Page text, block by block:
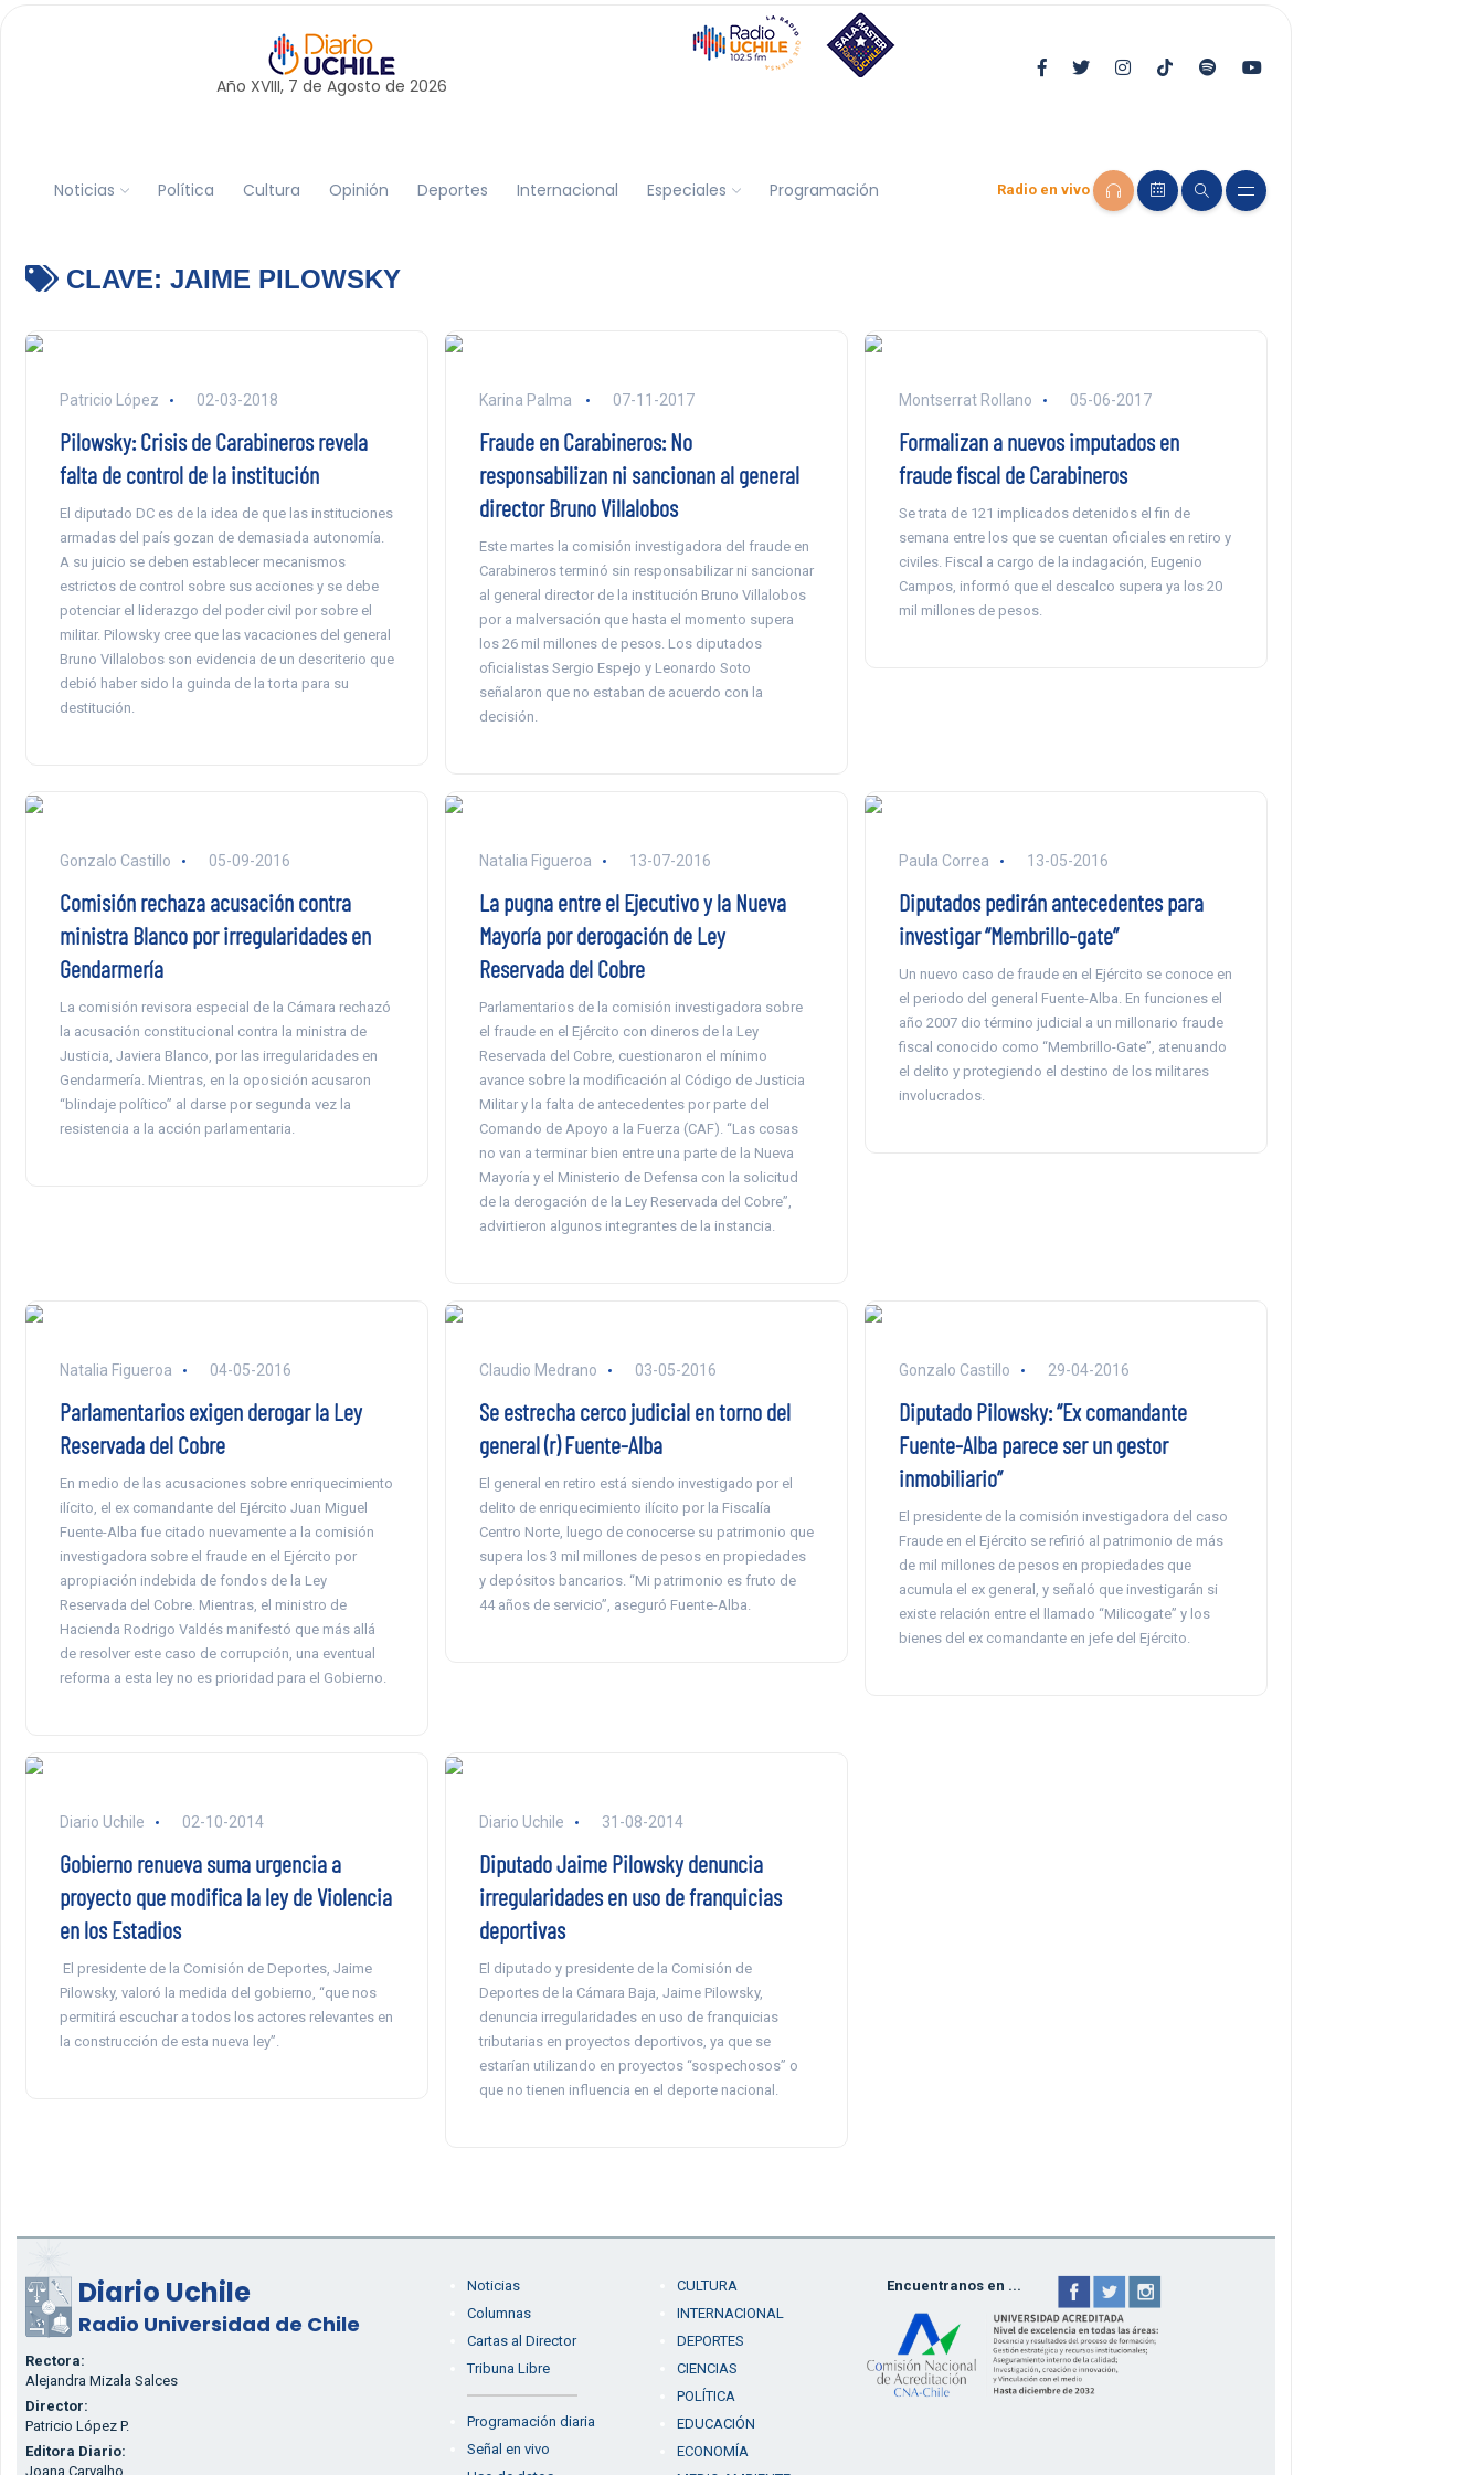
Año XVIII, 7 de Agosto de 2026
Noticias Política Cultura Opinión Deportes Internacional Especiales Programación Radio en vivo
CLAVE: JAIME PILOWSKY
Patricio López 02-03-2018
Pilowsky: Crisis de Carabineros revela
falta de control de la institución
El diputado DC es de la idea de que las instituciones
armadas del país gozan de demasiada autonomía.
A su juicio se deben establecer mecanismos
estrictos de control sobre sus acciones y se debe
potenciar el liderazgo del poder civil por sobre el
militar. Pilowsky cree que las vacaciones del general
Bruno Villalobos son evidencia de un descriterio que
debió haber sido la guinda de la torta para su
destitución.
Karina Palma 07-11-2017
Fraude en Carabineros: No
responsabilizan ni sancionan al general
director Bruno Villalobos
Este martes la comisión investigadora del fraude en
Carabineros terminó sin responsabilizar ni sancionar
al general director de la institución Bruno Villalobos
por a malversación que hasta el momento supera
los 26 mil millones de pesos. Los diputados
oficialistas Sergio Espejo y Leonardo Soto
señalaron que no estaban de acuerdo con la
decisión.
Montserrat Rollano 05-06-2017
Formalizan a nuevos imputados en
fraude fiscal de Carabineros
Se trata de 121 implicados detenidos el fin de
semana entre los que se cuentan oficiales en retiro y
civiles. Fiscal a cargo de la indagación, Eugenio
Campos, informó que el descalco supera ya los 20
mil millones de pesos.
Gonzalo Castillo 05-09-2016
Comisión rechaza acusación contra
ministra Blanco por irregularidades en
Gendarmería
La comisión revisora especial de la Cámara rechazó
la acusación constitucional contra la ministra de
Justicia, Javiera Blanco, por las irregularidades en
Gendarmería. Mientras, en la oposición acusaron
“blindaje político” al darse por segunda vez la
resistencia a la acción parlamentaria.
Natalia Figueroa 13-07-2016
La pugna entre el Ejecutivo y la Nueva
Mayoría por derogación de Ley
Reservada del Cobre
Parlamentarios de la comisión investigadora sobre
el fraude en el Ejército con dineros de la Ley
Reservada del Cobre, cuestionaron el mínimo
avance sobre la modificación al Código de Justicia
Militar y la falta de antecedentes por parte del
Comando de Apoyo a la Fuerza (CAF). “Las cosas
no van a terminar bien entre una parte de la Nueva
Mayoría y el Ministerio de Defensa con la solicitud
de la derogación de la Ley Reservada del Cobre”,
advirtieron algunos integrantes de la instancia.
Paula Correa 13-05-2016
Diputados pedirán antecedentes para
investigar “Membrillo-gate”
Un nuevo caso de fraude en el Ejército se conoce en
el periodo del general Fuente-Alba. En funciones el
año 2007 dio término judicial a un millonario fraude
fiscal conocido como “Membrillo-Gate”, atenuando
el delito y protegiendo el destino de los militares
involucrados.
Natalia Figueroa 04-05-2016
Parlamentarios exigen derogar la Ley
Reservada del Cobre
En medio de las acusaciones sobre enriquecimiento
ilícito, el ex comandante del Ejército Juan Miguel
Fuente-Alba fue citado nuevamente a la comisión
investigadora sobre el fraude en el Ejército por
apropiación indebida de fondos de la Ley
Reservada del Cobre. Mientras, el ministro de
Hacienda Rodrigo Valdés manifestó que más allá
de resolver este caso de corrupción, una eventual
reforma a esta ley no es prioridad para el Gobierno.
Claudio Medrano 03-05-2016
Se estrecha cerco judicial en torno del
general (r) Fuente-Alba
El general en retiro está siendo investigado por el
delito de enriquecimiento ilícito por la Fiscalía
Centro Norte, luego de conocerse su patrimonio que
supera los 3 mil millones de pesos en propiedades
y depósitos bancarios. “Mi patrimonio es fruto de
44 años de servicio”, aseguró Fuente-Alba.
Gonzalo Castillo 29-04-2016
Diputado Pilowsky: “Ex comandante
Fuente-Alba parece ser un gestor
inmobiliario”
El presidente de la comisión investigadora del caso
Fraude en el Ejército se refirió al patrimonio de más
de mil millones de pesos en propiedades que
acumula el ex general, y señaló que investigarán si
existe relación entre el llamado “Milicogate” y los
bienes del ex comandante en jefe del Ejército.
Diario Uchile 02-10-2014
Gobierno renueva suma urgencia a
proyecto que modifica la ley de Violencia
en los Estadios
El presidente de la Comisión de Deportes, Jaime
Pilowsky, valoró la medida del gobierno, “que nos
permitirá escuchar a todos los actores relevantes en
la construcción de esta nueva ley”.
Diario Uchile 31-08-2014
Diputado Jaime Pilowsky denuncia
irregularidades en uso de franquicias
deportivas
El diputado y presidente de la Comisión de
Deportes de la Cámara Baja, Jaime Pilowsky,
denuncia irregularidades en uso de franquicias
tributarias en proyectos deportivos, ya que se
estarían utilizando en proyectos “sospechosos” o
que no tienen influencia en el deporte nacional.
Diario Uchile
Radio Universidad de Chile
Rectora:
Alejandra Mizala Salces
Director:
Patricio López P.
Editora Diario:
Joana Carvalho
Noticias
Columnas
Cartas al Director
Tribuna Libre
Programación diaria
Señal en vivo
CULTURA
INTERNACIONAL
DEPORTES
CIENCIAS
POLÍTICA
EDUCACIÓN
ECONOMÍA
Encuentranos en ...